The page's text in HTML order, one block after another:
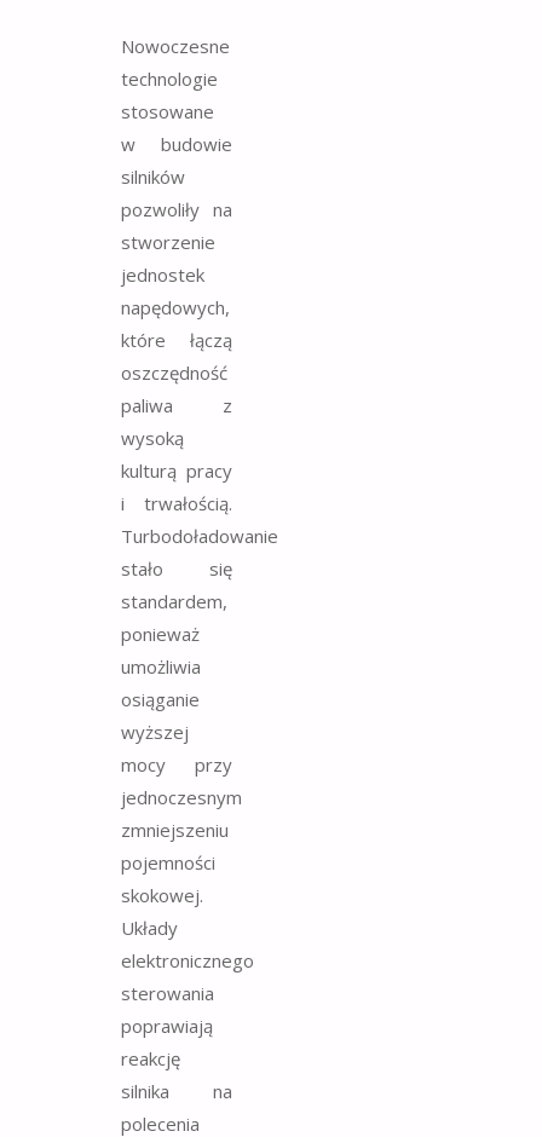
Nowoczesne
technologie
stosowane
w budowie
silników
pozwoliły na
stworzenie
jednostek
napędowych,
które łączą
oszczędność
paliwa z
wysoką
kulturą pracy
i trwałością.
Turbodoładowanie
stało się
standardem,
ponieważ
umożliwia
osiąganie
wyższej
mocy przy
jednoczesnym
zmniejszeniu
pojemności
skokowej.
Układy
elektronicznego
sterowania
poprawiają
reakcję
silnika na
polecenia